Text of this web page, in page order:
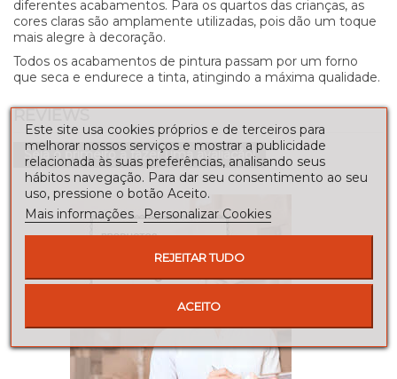
diferentes acabamentos. Para os quartos das crianças, as
cores claras são amplamente utilizadas, pois dão um toque
mais alegre à decoração.
Todos os acabamentos de pintura passam por um forno
que seca e endurece a tinta, atingindo a máxima qualidade.
Seja o primeiro a fazer uma avaliação!
Este site usa cookies próprios e de terceiros para
melhorar nossos serviços e mostrar a publicidade
relacionada às suas preferências, analisando seus
hábitos navegação. Para dar seu consentimento ao seu
uso, pressione o botão Aceito.
Mais informações
Personalizar Cookies
REJEITAR TUDO
ACEITO